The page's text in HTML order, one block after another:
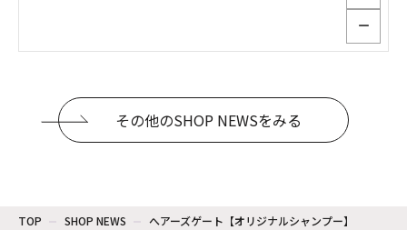
ー
その他のSHOP NEWSをみる
TOP SHOP NEWS へアーズゲート【オリジナルシャンプー】